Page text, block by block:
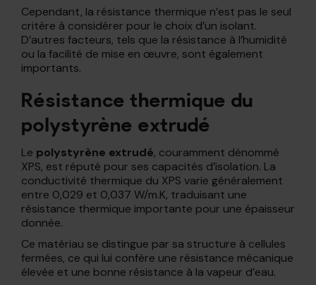
Cependant, la résistance thermique n’est pas le seul
critère à considérer pour le choix d’un isolant.
D’autres facteurs, tels que la résistance à l’humidité
ou la facilité de mise en œuvre, sont également
importants.
Résistance thermique du
polystyrène extrudé
Le polystyrène extrudé, couramment dénommé
XPS, est réputé pour ses capacités d’isolation. La
conductivité thermique du XPS varie généralement
entre 0,029 et 0,037 W/m.K, traduisant une
résistance thermique importante pour une épaisseur
donnée.
Ce matériau se distingue par sa structure à cellules
fermées, ce qui lui confère une résistance mécanique
élevée et une bonne résistance à la vapeur d’eau.